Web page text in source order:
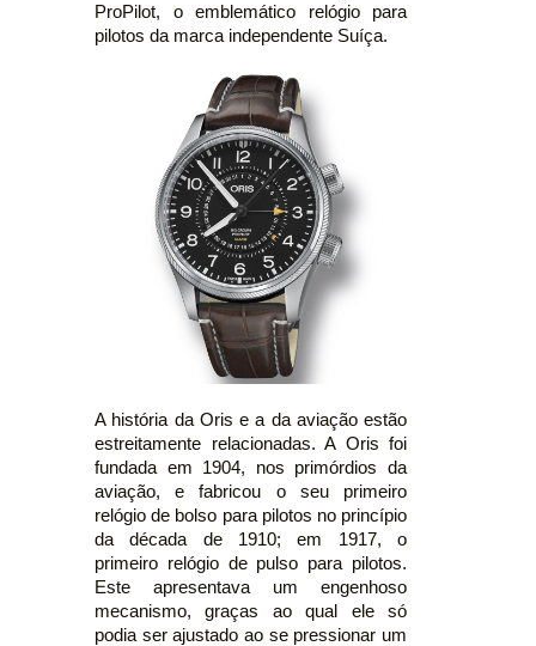
ProPilot, o emblemático relógio para
pilotos da marca independente Suíça.
A história da Oris e a da aviação estão
estreitamente relacionadas. A Oris foi
fundada em 1904, nos primórdios da
aviação, e fabricou o seu primeiro
relógio de bolso para pilotos no princípio
da década de 1910; em 1917, o
primeiro relógio de pulso para pilotos.
Este apresentava um engenhoso
mecanismo, graças ao qual ele só
podia ser ajustado ao se pressionar um